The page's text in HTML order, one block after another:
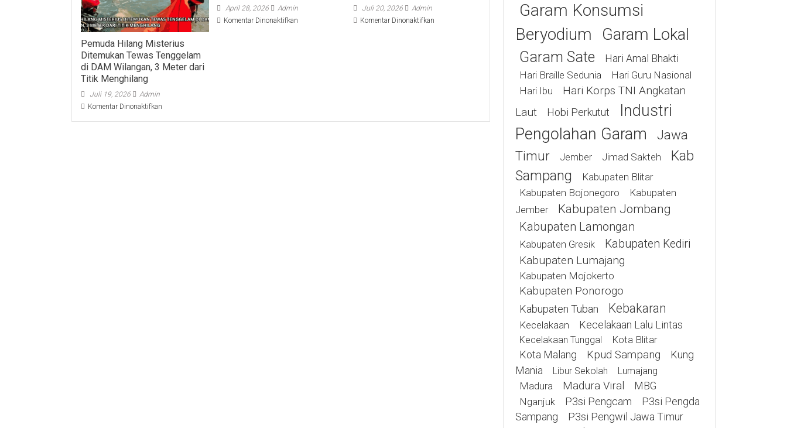
Pemuda Hilang Misterius
Ditemukan Tewas Tenggelam
di DAM Wilangan, 3 Meter dari
Titik Menghilang
Juli 19, 2026
Admin
Komentar Dinonaktifkan
April 28, 2026
Admin
Komentar Dinonaktifkan
Juli 20, 2026
Admin
Komentar Dinonaktifkanpada
Garam Konsumsi
Beryodium
Garam Lokal
Garam Sate Hari Amal Bhakti
Hari Braille Sedunia
Hari Guru Nasional
Hari Ibu
Hari Korps TNI Angkatan
Laut
Hobi Perkutut
Industri
Pengolahan Garam
Jawa
Timur
Jember Jimad Sakteh
Kab
Sampang
Kabupaten Blitar
Kabupaten Bojonegoro
Kabupaten
Jember
Kabupaten Jombang
Kabupaten Lamongan
Kabupaten Gresik
Kabupaten Kediri
Kabupaten Lumajang
Kabupaten Mojokerto
Kabupaten Ponorogo
Kabupaten Tuban Kebakaran
Kecelakaan Kecelakaan Lalu Lintas
Kecelakaan Tunggal Kota Blitar
Kota Malang Kpud Sampang
Kung
Mania
Libur Sekolah Lumajang
Madura Madura Viral MBG
Nganjuk P3si Pengcam
P3si Pengda
Sampang
P3si Pengwil Jawa Timur